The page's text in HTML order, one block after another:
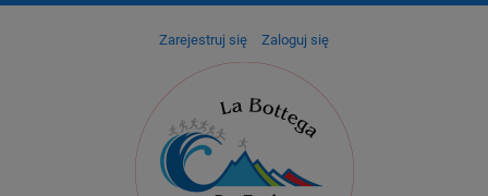
Zarejestruj się Zaloguj się